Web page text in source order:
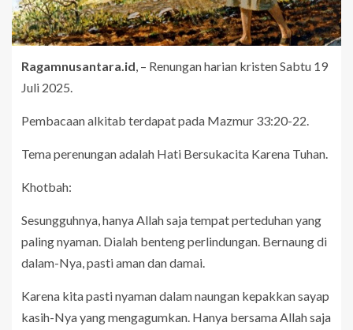
Ragamnusantara.id, – Renungan harian kristen Sabtu 19
Juli 2025.
Pembacaan alkitab terdapat pada Mazmur 33:20-22.
Tema perenungan adalah Hati Bersukacita Karena Tuhan.
Khotbah:
Sesungguhnya, hanya Allah saja tempat perteduhan yang
paling nyaman. Dialah benteng perlindungan. Bernaung di
dalam-Nya, pasti aman dan damai.
Karena kita pasti nyaman dalam naungan kepakkan sayap
kasih-Nya yang mengagumkan. Hanya bersama Allah saja